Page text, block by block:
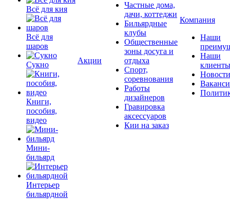
Всё для кия
Всё для
шаров
Сукно
Книги,
пособия,
видео
Мини-
бильярд
Интерьер
бильярдной
Акции
Частные дома,
дачи, коттеджи
Бильярдные
клубы
Общественные
зоны досуга и
отдыха
Спорт,
соревнования
Работы
дизайнеров
Гравировка
аксессуаров
Кии на заказ
Компания
Наши
Наши
клиенты
Новости